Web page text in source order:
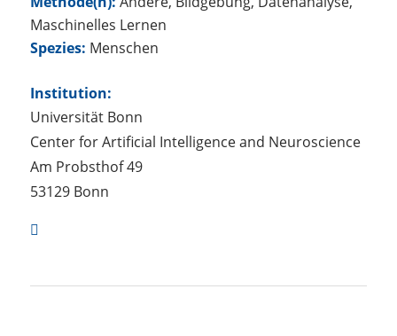
Maschinelles Lernen
Spezies: Menschen
Institution:
Universität Bonn
Center for Artificial Intelligence and Neuroscience
Am Probsthof 49
53129 Bonn